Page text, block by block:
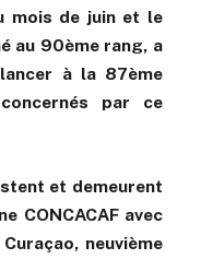
mois de juin et le
au 90ème rang, a
à la 87ème
par ce
et demeurent
CONCACAF avec
neuvième